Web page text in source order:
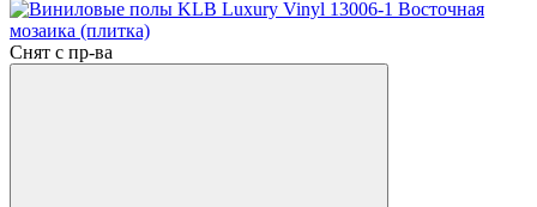
Снят с пр-ва